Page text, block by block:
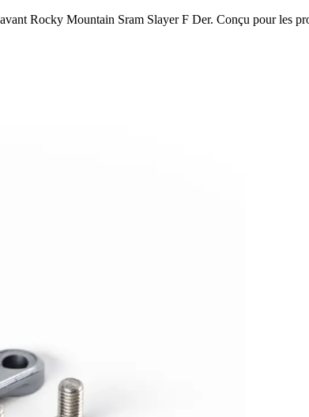
Rocky Mountain Sram Slayer F Der. Conçu pour les